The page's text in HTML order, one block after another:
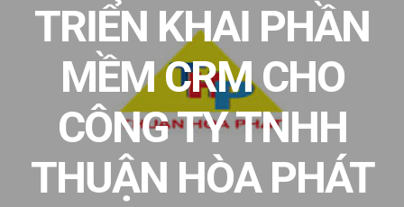
TRIỂN KHAI PHẦN
MỀM CRM CHO
CÔNG TY TNHH
THUẬN HÒA PHÁT